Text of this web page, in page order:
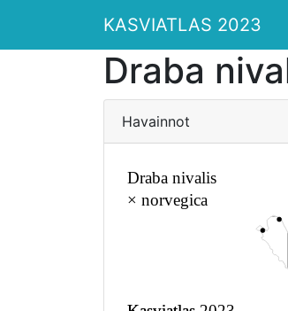
KASVIATLAS 2023
Draba
Havainnot